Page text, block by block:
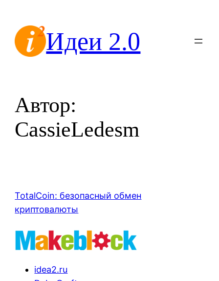
содержимомуИдеи 2.0
Автор:
CassieLedesm
TotalCoin: безопасный обмен
криптовалюты
idea2.ru